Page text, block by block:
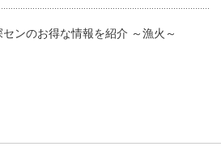
センのお得な情報を紹介 ～漁火～